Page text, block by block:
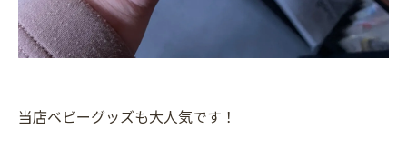
当店ベビーグッズも大人気です！